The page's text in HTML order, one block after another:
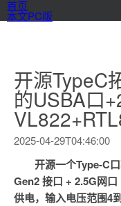
首页
本文PC版
开源TypeC
的USBA口
2025-04-29T04:46:00
开源一个Type-C
Gen2 接口 + 2.5G网
供电，输入电压范围4